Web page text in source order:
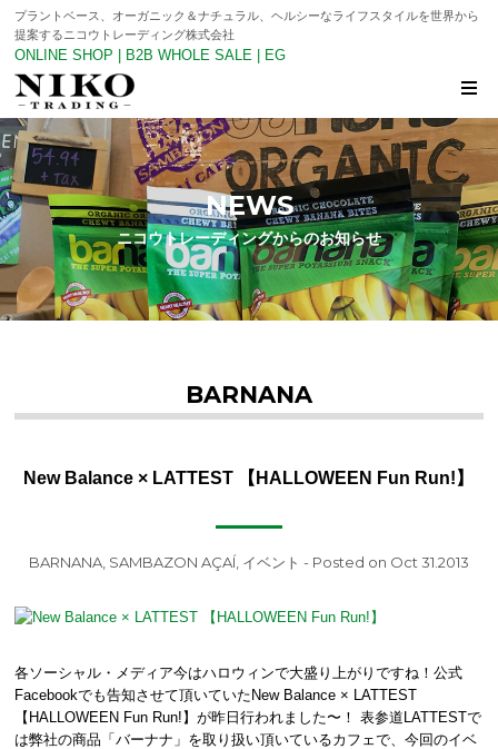
プラントベース、オーガニック＆ナチュラル、ヘルシーなライフスタイルを世界から
提案するニコウトレーディング株式会社
ONLINE SHOP B2B WHOLE SALE EG
NEWS
ニコウトレーディングからのお知らせ
BARNANA
New Balance × LATTEST 【HALLOWEEN Fun Run!】
BARNANA, SAMBAZON AÇAÍ, イベント - Posted on Oct 31.2013
各ソーシャル・メディア今はハロウィンで大盛り上がりですね！公式
Facebookでも告知させて頂いていたNew Balance × LATTEST
【HALLOWEEN Fun Run!】が昨日行われました〜！ 表参道LATTESTで
は弊社の商品「バーナナ」を取り扱い頂いているカフェで、今回のイベ